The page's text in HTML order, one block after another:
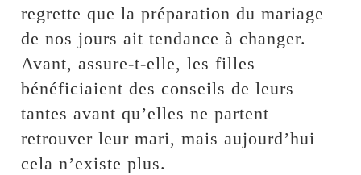
regrette que la préparation du mariage
de nos jours ait tendance à changer.
Avant, assure-t-elle, les filles
bénéficiaient des conseils de leurs
tantes avant qu’elles ne partent
retrouver leur mari, mais aujourd’hui
cela n’existe plus.